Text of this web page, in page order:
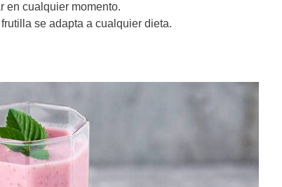
en cualquier momento.
se adapta a cualquier dieta.